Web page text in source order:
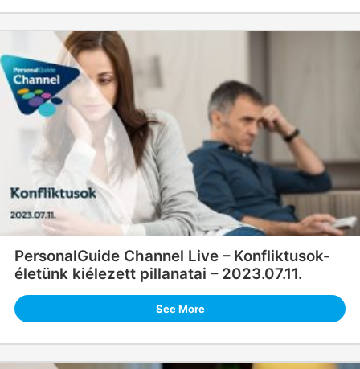
PersonalGuide Channel Live – Konfliktusok-
életünk kiélezett pillanatai – 2023.07.11.
See More